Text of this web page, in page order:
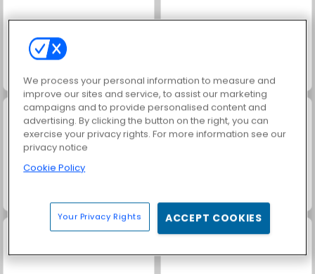
Match Arena Multiplayer
We process your personal information to measure and
improve our sites and service, to assist our marketing
campaigns and to provide personalised content and
advertising. By clicking the button on the right, you can
exercise your privacy rights. For more information see our
privacy notice
Cookie Policy
Your Privacy Rights ACCEPT COOKIES